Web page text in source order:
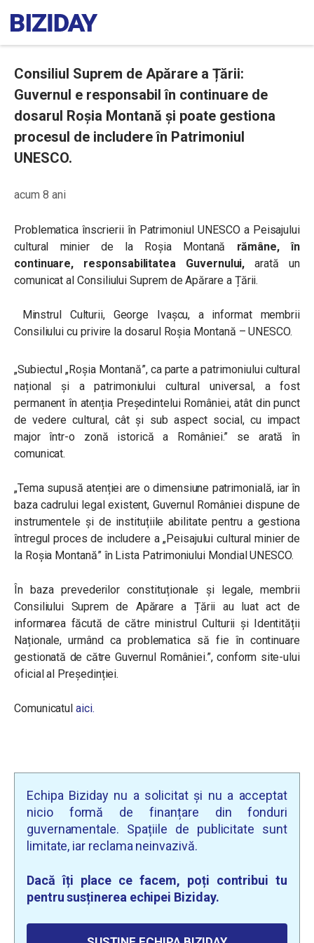
Consiliul Suprem de Apărare a Țării:
Guvernul e responsabil în continuare de
dosarul Roșia Montană și poate gestiona
procesul de includere în Patrimoniul
UNESCO.
acum 8 ani
Problematica înscrierii în Patrimoniul UNESCO a Peisajului
cultural minier de la Roşia Montană rămâne, în
continuare, responsabilitatea Guvernului, arată un
comunicat al Consiliului Suprem de Apărare a Țării.
Minstrul Culturii, George Ivașcu, a informat membrii
Consiliului cu privire la dosarul Roșia Montană – UNESCO.
„Subiectul „Roșia Montană”, ca parte a patrimoniului cultural
național și a patrimoniului cultural universal, a fost
permanent în atenția Președintelui României, atât din punct
de vedere cultural, cât și sub aspect social, cu impact
major într-o zonă istorică a României.” se arată în
comunicat.
„Tema supusă atenției are o dimensiune patrimonială, iar în
baza cadrului legal existent, Guvernul României dispune de
instrumentele și de instituțiile abilitate pentru a gestiona
întregul proces de includere a „Peisajului cultural minier de
la Roşia Montană” în Lista Patrimoniului Mondial UNESCO.
În baza prevederilor constituționale și legale, membrii
Consiliului Suprem de Apărare a Țării au luat act de
informarea făcută de către ministrul Culturii și Identității
Naționale, urmând ca problematica să fie în continuare
gestionată de către Guvernul României.”, conform site-ului
oficial al Președinției.
Comunicatulaici.
Echipa Biziday nu a solicitat și nu a acceptat
nicio formă de finanțare din fonduri
guvernamentale. Spațiile de publicitate sunt
limitate, iar reclama neinvazivă.
Dacă îți place ce facem, poți contribui tu
pentru susținerea echipei Biziday.